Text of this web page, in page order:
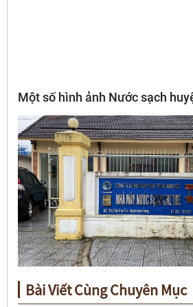
Một số hình ảnh Nước sạch
Bài Viết Cùng Chuyên Mục